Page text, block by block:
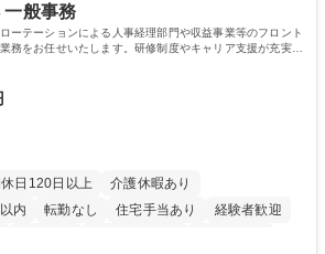
般事務
ーテーションによる人事経理部門や収益事業等のフロント
務をお任せいたします。研修制度やキャリア支援が充実し
日120日以上
介護休暇あり
内
転勤なし 住宅手当あり
経験者歓迎